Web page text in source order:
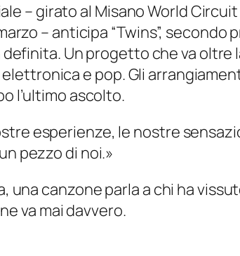
– girato al Misano World
– anticipa “Twins”,
Un progetto che va
e pop. Gli
l’ultimo ascolto.
esperienze, le nostre
pezzo di noi.»
una canzone parla a chi ha
va mai davvero.